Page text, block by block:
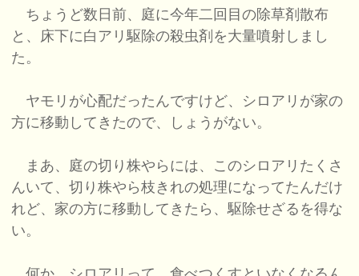
ちょうど数日前、庭に今年二回目の除草剤散布
と、床下に白アリ駆除の殺虫剤を大量噴射しまし
た。
ヤモリが心配だったんですけど、シロアリが家の
方に移動してきたので、しょうがない。
まあ、庭の切り株やらには、このシロアリたくさ
んいて、切り株やら枝きれの処理になってたんだけ
れど、家の方に移動してきたら、駆除せざるを得な
い。